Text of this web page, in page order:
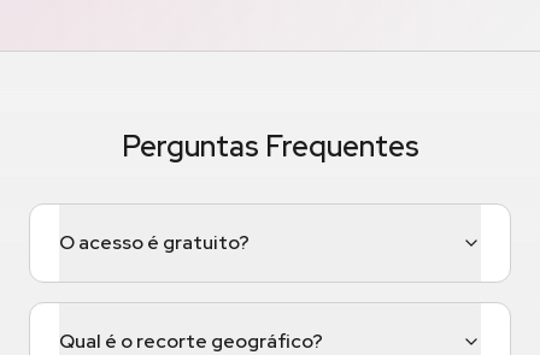
Perguntas Frequentes
O acesso é gratuito?
Qual é o recorte geográfico?